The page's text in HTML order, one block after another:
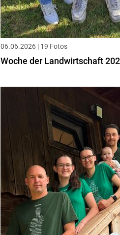
06.06.2026 | 19 Fotos
Woche der Landwirtschaft